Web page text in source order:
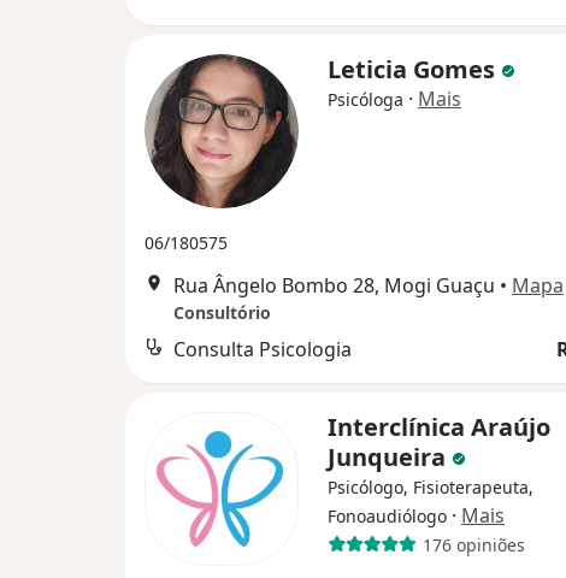
Leticia Gomes
Psicóloga · Mais
06/180575
Rua Ângelo Bombo 28, Mogi Guaçu • Mapa
Consultório
Consulta Psicologia
Interclínica Araújo
Junqueira
Psicólogo, Fisioterapeuta,
Fonoaudiólogo · Mais
176 opiniões